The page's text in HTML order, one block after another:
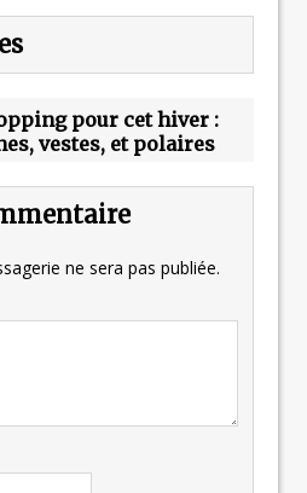
pour cet hiver :
vestes, et polaires
ne sera pas publiée.